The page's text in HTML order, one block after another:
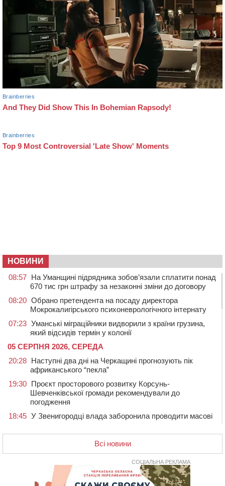
НОВИНИ
08:57 На Уманщині підрядника зобов’язали сплатити понад
670 тис грн штрафу за незаконні зміни до договору
08:20 Обрано претендента на посаду директора
Мокрокалигірського психоневрологічного інтернату
07:23 Уманські міграційники видворили з країни грузина,
який відсидів термін у колонії
05 СЕРПНЯ 2026, СЕРЕДА
20:28 Наступні два дні на Черкащині прогнозують пік
африканського “пекла”
19:30 Проєкт просторового розвитку Корсунь-
Шевченківської громади рекомендували до
погодження
18:45 У Звенигородці влада заборонила проводити масові
Боксерка з Черкащини готується до чемпіонату
Європи серед молоді
На Черкащині державі повернуть понад 2,6 га земель
природно-заповідного фонду
Всі новини
СОЦІАЛЬНА РЕКЛАМА